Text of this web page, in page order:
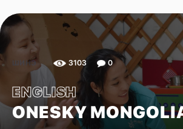
ШИНЭ 3103 0
ENGLISH
ONESKY